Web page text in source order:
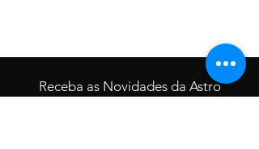
Receba as Novidades da Astro